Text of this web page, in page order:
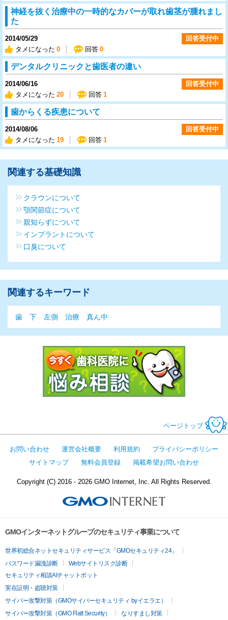
神経を抜く治療中の一時的なカバーが取れ歯茎が腫れまし
た
2014/05/29
タメになった 0 回答 0
回答受付中
デンタルクリニックと歯医者の違い
2014/06/16
タメになった 20 回答 1
回答受付中
歯からくる疾患について
2014/08/06
タメになった 19 回答 1
回答受付中
関連する基礎知識
クラウンについて
顎関節症について
親知らずについて
インプラントについて
口臭について
関連するキーワード
歯 下 左側 治療 真ん中
ページトップ
お問い合わせ 運営会社概要 利用規約
プライバシーポリシー
サイトマップ
無料会員登録 掲載希望お問い合わせ
Copyright (C) 2016 - 2026 GMO Internet, Inc. All Rights Reserved.
GMOインターネットグループのセキュリティ事業について
世界初総合ネットセキュリティサービス「GMOセキュリティ24」
パスワード漏洩診断
Webサイトリスク診断
セキュリティ相談AIチャットボット
実在証明・盗聴対策
サイバー攻撃対策（GMOサイバーセキュリティ byイエラエ）
サイバー攻撃対策（GMO Flatt Security）
なりすまし対策